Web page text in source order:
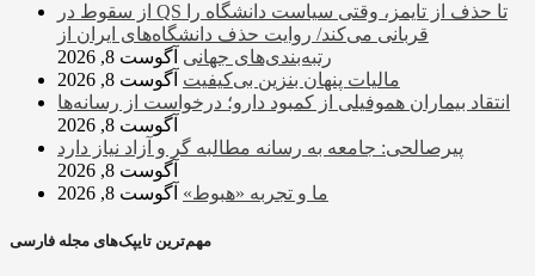
از سقوط در QS تا حذف از تایمز، وقتی سیاست دانشگاه را
قربانی می‌کند/ روایت حذف دانشگاه‌های ایران از
رتبه‌بندی‌های جهانی آگوست 8, 2026
مالیات پنهان بنزین بی‌کیفیت آگوست 8, 2026
انتقاد بیماران هموفیلی از کمبود دارو؛ درخواست از رسانه‌ها
آگوست 8, 2026
پیرصالحی: جامعه به رسانه مطالبه گر و آزاد نیاز دارد
آگوست 8, 2026
ما و تجربه «هبوط» آگوست 8, 2026
مهم‌ترین تایپک‌های مجله فارسی